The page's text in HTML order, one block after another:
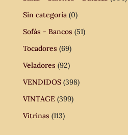
Sin categoría (0)
Sofás - Bancos (51)
Tocadores (69)
Veladores (92)
VENDIDOS (398)
VINTAGE (399)
Vitrinas (113)